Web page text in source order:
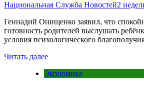
Национальная Служба Новостей2
Геннадий Онищенко заявил, что
готовность родителей выслушать
условия психологического
Читать далее
Экономика